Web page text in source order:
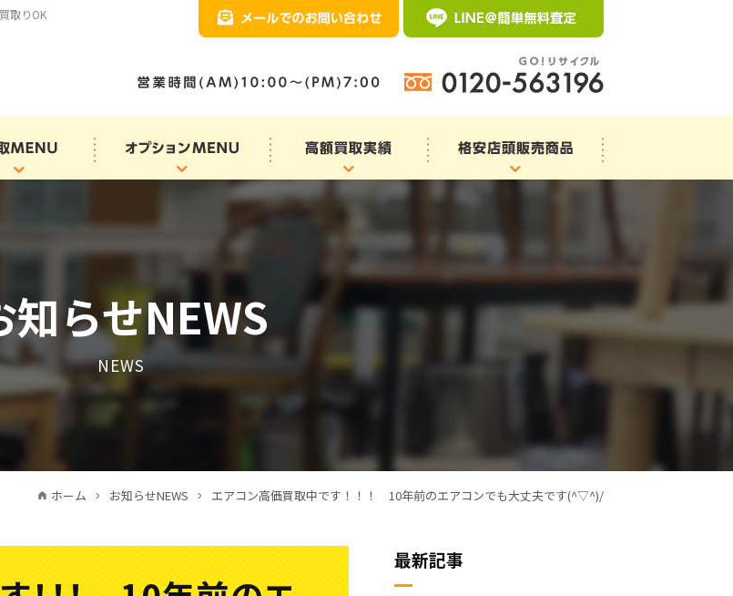
取りOK
知らせNEWS
NEWS
ホーム お知らせNEWS エアコン高価買取中です！！！ 10年前のエアコンでも大丈夫です(^▽^)/
最新記事